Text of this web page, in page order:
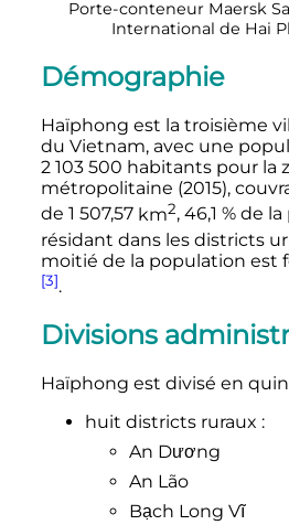
Porte-conteneur Maersk
International de Hai
Démographie
Haïphong est la troisième
du Vietnam, avec une
2 103 500 habitantspour la
métropolitaine (2015),
de 1 507,57 km2, 46,1 % de
résidant dans les districts
moitié de la population est
[3].
Divisions
Haïphong est divisé en
huit districts ruraux :
An Dương
An Lão
Bạch Long Vĩ